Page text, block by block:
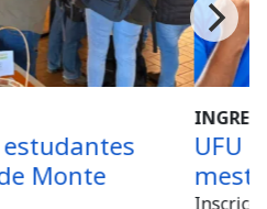
21 vagas para o
profissional em
o PROFLETRAS iniciam em